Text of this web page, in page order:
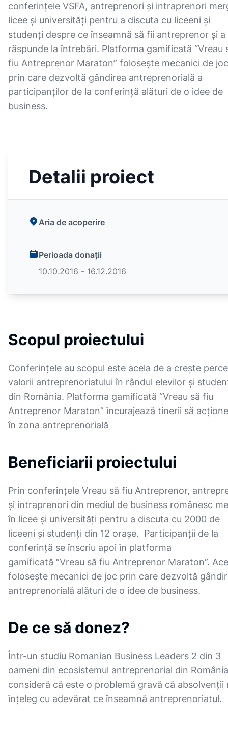
conferințele VSFA, antreprenori și intraprenori
licee și universități pentru a discuta cu liceeni și
studenți despre ce înseamnă să fii antreprenor și a
răspunde la întrebări. Platforma gamificată “Vreau
fiu Antreprenor Maraton” folosește mecanici de joc
prin care dezvoltă gândirea antreprenorială a
participanților de la conferință alături de o idee de
business.
Detalii proiect
Aria de acoperire
Perioada donații
10.10.2016 - 16.12.2016
Scopul proiectului
Conferințele au scopul este acela de a crește
valorii antreprenoriatului în rândul elevilor și
din România. Platforma gamificată “Vreau să fiu
Antreprenor Maraton” încurajează tinerii să
în zona antreprenorială
Beneficiarii proiectului
Prin conferințele Vreau să fiu Antreprenor,
și intraprenori din mediul de business românesc
în licee și universități pentru a discuta cu 2000 de
liceeni și studenți din 12 orașe. Participanții de la
conferință se înscriu apoi în platforma
gamificată “Vreau să fiu Antreprenor Maraton”.
folosește mecanici de joc prin care dezvoltă
antreprenorială alături de o idee de business.
De ce să donez?
Într-un studiu Romanian Business Leaders 2 din 3
oameni din ecosistemul antreprenorial din România
consideră că este o problemă gravă că absolvenții
înțeleg cu adevărat ce înseamnă antreprenoriatul.